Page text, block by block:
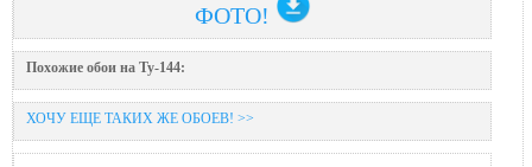
ФОТО!
Похожие обои на Ту-144:
ХОЧУ ЕЩЕ ТАКИХ ЖЕ ОБОЕВ! >>